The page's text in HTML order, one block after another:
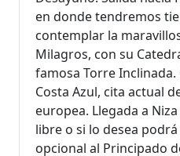
en donde tendremos
contemplar la
Milagros, con su
famosa Torre
Costa Azul, cita actual
europea. Llegada a
libre o si lo desea
opcional al Principado